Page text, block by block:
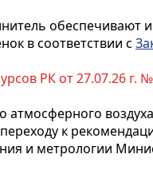
обеспечивают
в соответствии с
РК от 27.07.26 г.
атмосферного
к
и метрологии